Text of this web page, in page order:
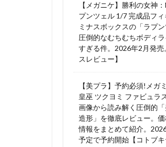
【メガニケ】勝利の女神
プンツェル 1/7 完成品フ
ミナスボックスの「ラプン
圧倒的なむちむちボディ
すぎる件。2026年2月発売
スレビュー】
【美プラ】予約必須!メガ
皇巫 ツクヨミ ファビュラ
画像から読み解く圧倒的
造形」を徹底レビュー。
情報をまとめて紹介。
予定で予約開始【コトブキ